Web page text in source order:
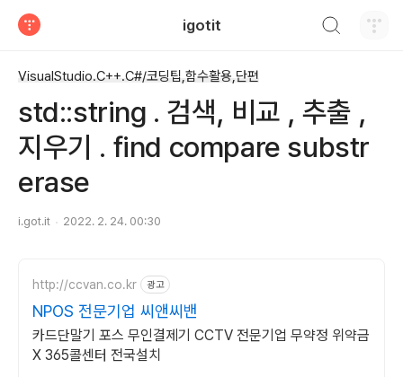
igotit
VisualStudio.C++.C#/코딩팁,함수활용,단편
std::string . 검색, 비교 , 추출 ,
지우기 . find compare substr
erase
i.got.it 2022. 2. 24. 00:30
http://ccvan.co.kr 광고
NPOS 전문기업 씨앤씨밴
카드단말기 포스 무인결제기 CCTV 전문기업 무약정 위약금
X 365콜센터 전국설치